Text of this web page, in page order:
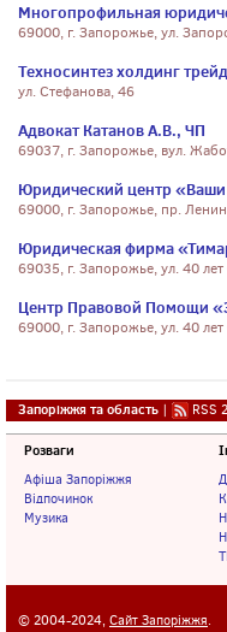
Многопрофильная
69000, г. Запорожье, ул.
Техносинтез холдинг
ул. Стефанова, 46
Адвокат Катанов А.В., ЧП
69037, г. Запорожье, вул.
Юридический центр
69000, г. Запорожье, пр.
Юридическая фирма
69035, г. Запорожье, ул. 40
Центр Правовой Помощи
69000, г. Запорожье, ул. 40
Запоріжжя та область | RSS
Розваги
Афіша Запоріжжя
Відпочинок
Музика
© 2004-2024, Сайт Запоріжжя.